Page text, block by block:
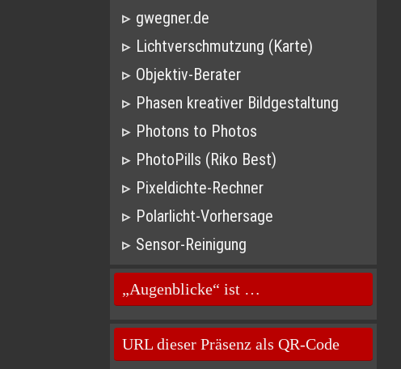
gwegner.de
Lichtverschmutzung (Karte)
Objektiv-Berater
Phasen kreativer Bildgestaltung
Photons to Photos
PhotoPills (Riko Best)
Pixeldichte-Rechner
Polarlicht-Vorhersage
Sensor-Reinigung
„Augenblicke“ ist …
URL dieser Präsenz als QR-Code